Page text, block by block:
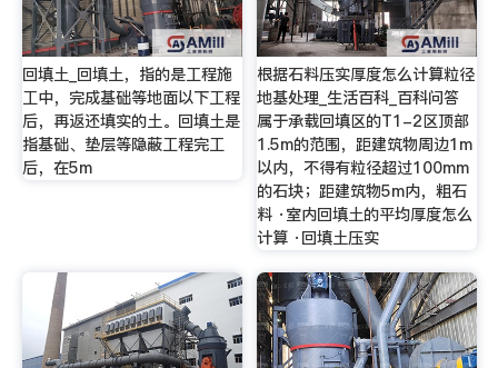
回填土_回填土，指的是工程施
工中，完成基础等地面以下工程
后，再返还填实的土。回填土是
指基础、垫层等隐蔽工程完工
后，在5m
根据石料压实厚度怎么计算粒径
地基处理_生活百科_百科问答
属于承载回填区的T1-2区顶部
1.5m的范围，距建筑物周边1m
以内，不得有粒径超过100mm
的石块；距建筑物5m内，粗石
料 ·室内回填土的平均厚度怎么
计算 ·回填土压实